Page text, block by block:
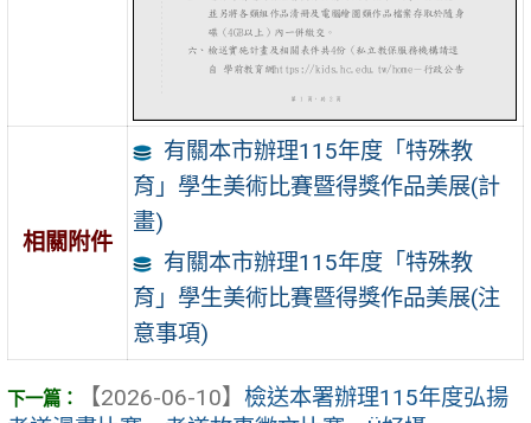
相關附件
有關本市辦理115年度「特殊教
育」學生美術比賽暨得獎作品美展(計
畫)
有關本市辦理115年度「特殊教
育」學生美術比賽暨得獎作品美展(注
意事項)
【2026-06-10】 檢送本署辦理115年度弘揚